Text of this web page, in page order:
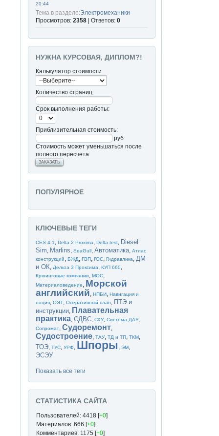
20:44
Тема в разделе:Электромеханики
Просмотров:2358 | Ответов:0
НУЖНА КУРСОВАЯ, ДИПЛОМ?!
Калькулятор стоимости
Количество страниц:
Срок выполнения работы:
Приблизительная стоимость:
руб
Стоимость может уменьшаться после
полного пересчета
ЗАКАЗАТЬ
ПОПУЛЯРНОЕ
КЛЮЧЕВЫЕ ТЕГИ
CES 4.1 ,Delta 2 Proxima,Delta test, Diesel
Sim, Marlins,SeaGull,Автоматика,Атлас
конструкций,БЖД,ГВП,ГОС,Гидравлика,ДМ
и ОК,Дельта 3 Проксима,КУП 660,
Крюинговые компании,МОС,
Материаловедение, Морской
английский,НПБИ,Навигация и
лоция,ОЭТ,Оперативный план, ПТЭ и
инструкции, Плавательная
практика,СДВС,СХУ,Система ДАУ,
Сопромат,Судоремонт,
Судостроение,ТАУ,ТД и ТП,ТКМ,
ТОЭ,ТУС,УРФ, Шпоры ,ЭМ,
ЭСЭУ
Показать все теги
СТАТИСТИКА САЙТА
Пользователей: 4418 [+0]
Материалов: 666 [+0]
Комментариев: 1175 [+0]